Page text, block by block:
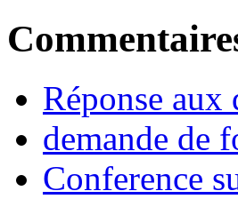
Réponse aux
demande de
Conference